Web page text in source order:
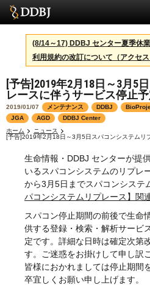
サービス
スパコン
統計
活動
センターについて
利用規約
問合せ
English
(8/14～17) DDBJ センター夏季休
利用規約の改訂について（アクセス
[予告]2019年2月18日～3月5
レースに伴うサービス停止
2019/01/07 メンテナンス DDBJ
JGA
AGD
DDBJ Center
ホーム
ニュース
[予告]2019年2月18日～3月5日スパコンシステムリ
生命情報・DDBJ センターが提
いるスパコンシステムのリプレ
から3月5日までスパコンシステ
パコンシステムリプレース】関
スパコン停止期間の前後で生命
供する登録・検索・解析サービ
定です。詳細な日時は確定次第
す。ご迷惑をお掛けして申し訳
皆様におかれましては停止期間
卒宜しくお願い申し上げます。